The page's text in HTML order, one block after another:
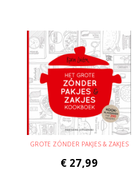
GROTE ZÓNDER PAKJES & ZAKJES
€ 27,99